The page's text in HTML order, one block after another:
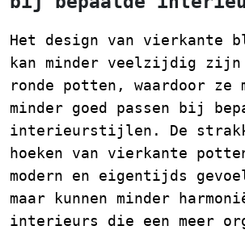
Het design van vierkante
kan minder veelzijdig zijn
ronde potten, waardoor ze
minder goed passen bij
interieurstijlen. De
hoeken van vierkante
modern en eigentijds
maar kunnen minder
interieurs die een meer